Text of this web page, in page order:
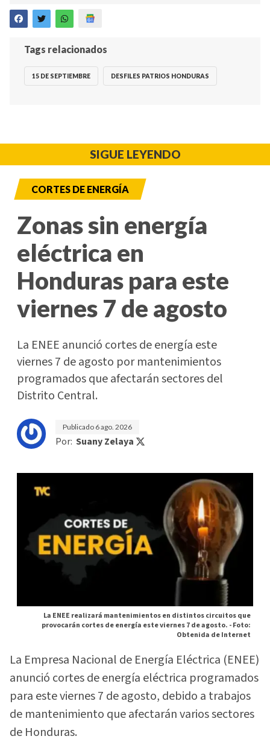
Tags relacionados
15 DE SEPTIEMBRE DESFILES PATRIOS HONDURAS
SIGUE LEYENDO
CORTES DE ENERGÍA
Zonas sin energía
eléctrica en
Honduras para este
viernes 7 de agosto
La ENEE anunció cortes de energía este
viernes 7 de agosto por mantenimientos
programados que afectarán sectores del
Distrito Central.
Publicado 6 ago. 2026
Por: Suany Zelaya
La ENEE realizará mantenimientos en distintos circuitos que
provocarán cortes de energía este viernes 7 de agosto. -Foto:
Obtenida de Internet
La Empresa Nacional de Energía Eléctrica (ENEE)
anunció cortes de energía eléctrica programados
para este viernes 7 de agosto, debido a trabajos
de mantenimiento que afectarán varios sectores
de Honduras.